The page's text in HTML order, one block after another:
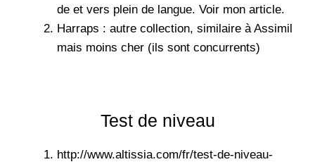
de et vers plein de langue. Voir mon article.
Harraps : autre collection, similaire à Assimil
mais moins cher (ils sont concurrents)
Test de niveau
http://www.altissia.com/fr/test-de-niveau-